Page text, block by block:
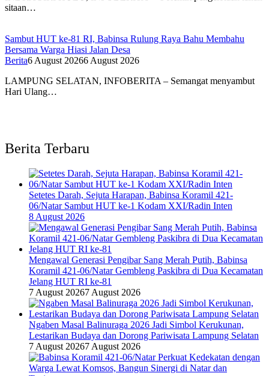
sitaan…
Sambut HUT ke-81 RI, Babinsa Rulung Raya Bahu Membahu
Bersama Warga Hiasi Jalan Desa
Berita6 August 20266 August 2026
LAMPUNG SELATAN, INFOBERITA – Semangat menyambut
Hari Ulang…
Berita Terbaru
Setetes Darah, Sejuta Harapan, Babinsa Koramil 421-
06/Natar Sambut HUT ke-1 Kodam XXI/Radin Inten
8 August 2026
Mengawal Generasi Pengibar Sang Merah Putih, Babinsa
Koramil 421-06/Natar Gembleng Paskibra di Dua Kecamatan
Jelang HUT RI ke-81
7 August 20267 August 2026
Ngaben Masal Balinuraga 2026 Jadi Simbol Kerukunan,
Lestarikan Budaya dan Dorong Pariwisata Lampung Selatan
7 August 20267 August 2026